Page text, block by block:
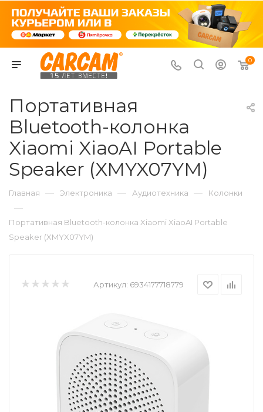
0
Портативная
Bluetooth-колонка
Xiaomi XiaoAI Portable
Speaker (XMYX07YM)
Главная — Электроника — Аудиотехника — Колонки
—
Портативная Bluetooth-колонка Xiaomi XiaoAI Portable
Speaker (XMYX07YM)
Артикул: 6934177718779